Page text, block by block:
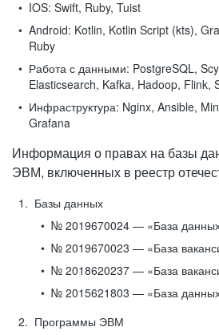
IOS: Swift, Ruby, Tuist
Android: Kotlin, Kotlin Script (kts),
Ruby
Работа с данными: PostgreSQL,
Elasticsearch, Kafka, Hadoop, Flink,
Инфраструктура: Nginx, Ansible,
Grafana
Информация о правах на базы
ЭВМ, включенных в реестр
Базы данных
№ 2019670024 — «База
№ 2019670023 — «База
№ 2018620237 — «База
№ 2015621803 — «База
Программы ЭВМ